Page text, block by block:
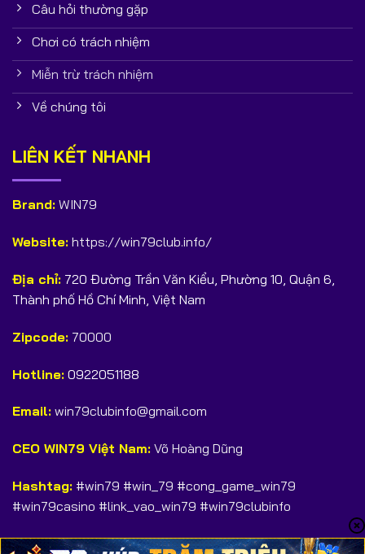
Câu hỏi thường gặp
Chơi có trách nhiệm
Miễn trừ trách nhiệm
Về chúng tôi
LIÊN KẾT NHANH
Brand: WIN79
Website: https://win79club.info/
Địa chỉ: 720 Đường Trần Văn Kiểu, Phường 10, Quận 6,
Thành phố Hồ Chí Minh, Việt Nam
Zipcode: 70000
Hotline: 0922051188
Email: win79clubinfo@gmail.com
CEO WIN79 Việt Nam: Võ Hoàng Dũng
Hashtag: #win79 #win_79 #cong_game_win79
#win79casino #link_vao_win79 #win79clubinfo